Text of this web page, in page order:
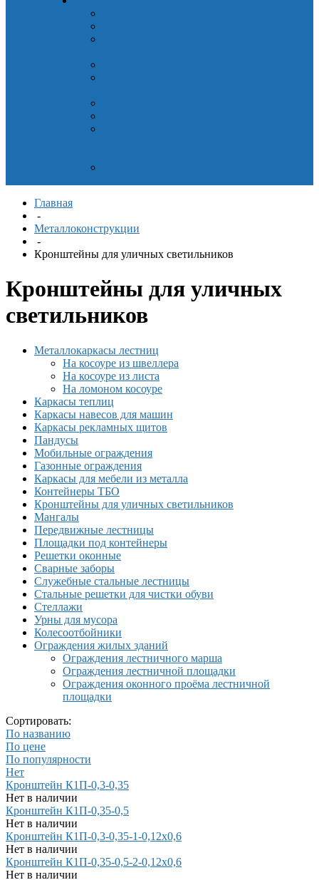
Главная
-
Металлоконструкции
-
Кронштейны для уличных светильников
Кронштейны для уличных
светильников
Металлокаркасы лестниц
На косоуре из швеллера
На косоуре из листа
На ломоном косоуре
Каркасы теплиц
Каркасы навесов для машин
Каркасы рекламных щитов
Пандусы
Мобильные ограждения
Газонные ограждения
Каркасы для мебели из металла
Контейнеры ТБО
Кронштейны для уличных светильников
Мангалы
Передвижные лестницы
Площадки под контейнеры
Решетки оконные
Сварные заборы
Служебные стальные лестницы
Стальные решетки для чистки обуви
Стеллажи
Урны для мусора
Колесоотбойники
Ограждения жилых зданий
Ограждения лестничного марша
Ограждения лестничной площадки
Ограждения оконного проёма лестничной
площадки
Сортировать:
По названию
По цене
По популярности
Нет
Кронштейн К1П-0,3-0,35
Нет в наличии
Кронштейн К1П-0,35-0,5
Нет в наличии
Кронштейн К1П-0,3-0,35-1-0,12х0,6
Нет в наличии
Кронштейн К1П-0,35-0,5-2-0,12х0,6
Нет в наличии